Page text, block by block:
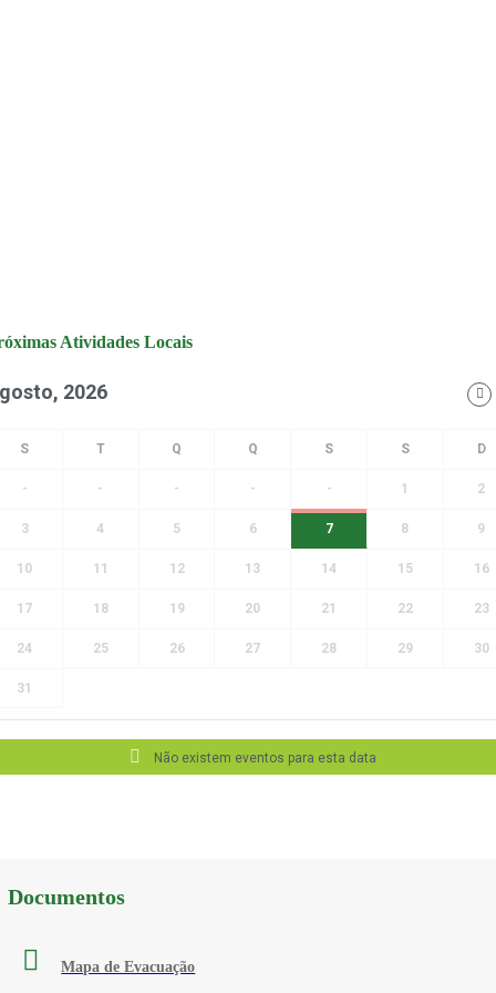
Atividades Locais
2026
- - - - - 1 2
3 4 5 6 7 8 9
10 11 12 13 14 15 16
17 18 19 20 21 22 23
24 25 26 27 28 29 30
31
Não existem eventos para esta data
Documentos
Mapa de Evacuação